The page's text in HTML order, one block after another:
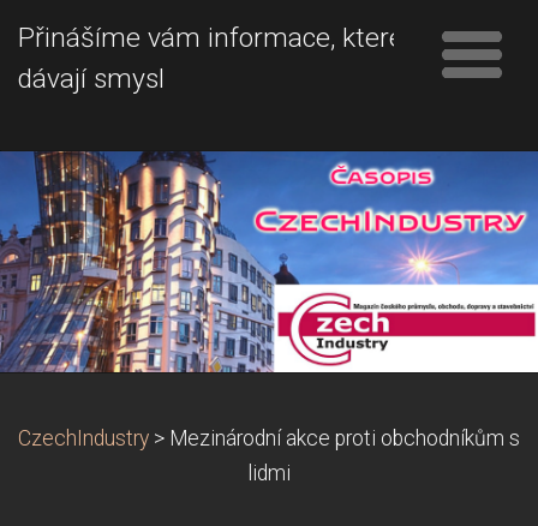
Přinášíme vám informace, které
dávají smysl
CzechIndustry > Mezinárodní akce proti obchodníkům s
lidmi